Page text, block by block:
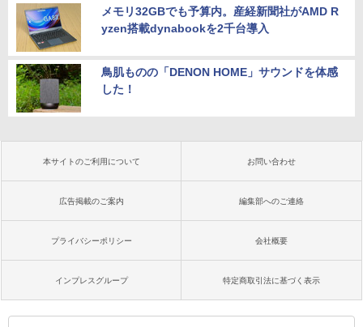
メモリ32GBでも予算内。産経新聞社がAMD R
yzen搭載dynabookを2千台導入
鳥肌ものの「DENON HOME」サウンドを体感
した！
本サイトのご利用について お問い合わせ
広告掲載のご案内 編集部へのご連絡
プライバシーポリシー 会社概要
インプレスグループ 特定商取引法に基づく表示